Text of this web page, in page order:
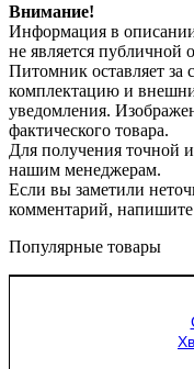
Внимание!
Информация в
не является
Питомник оставляет за
комплектацию и
уведомления.
фактического товара.
Для получения точной
нашим менеджерам.
Если вы заметили
комментарий,
Популярные товары